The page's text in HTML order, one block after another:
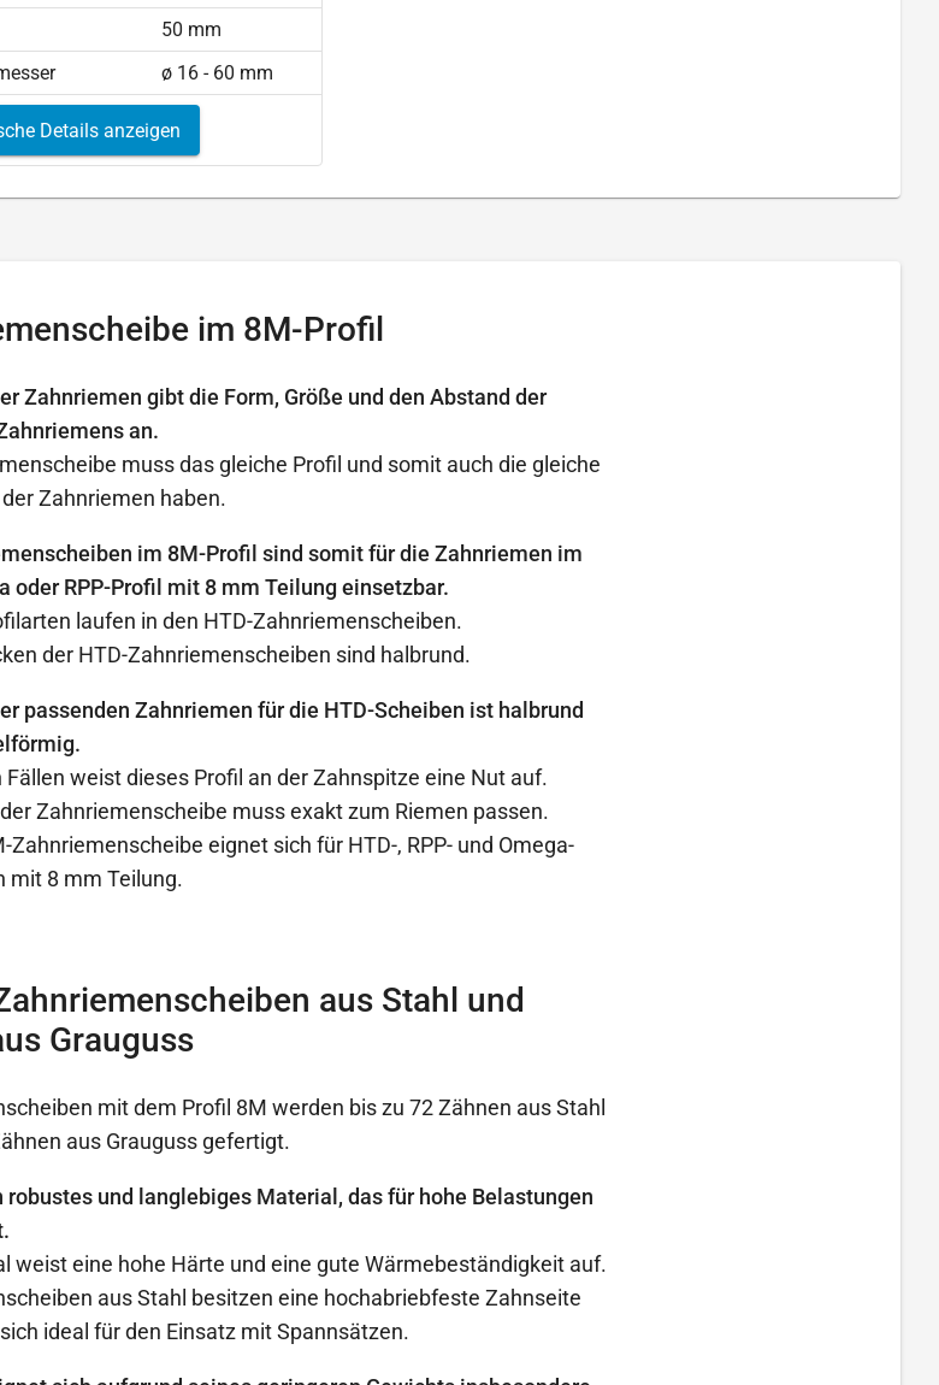
50 mm
ø 16 - 60 mm
Details anzeigen
im 8M-Profil
Zahnriemen gibt die Form, Größe und den Abstand der
an.
muss das gleiche Profil und somit auch die gleiche
Zahnriemen haben.
im 8M-Profil sind somit für die Zahnriemen im
oder RPP-Profil mit 8 mm Teilung einsetzbar.
laufen in den HTD-Zahnriemenscheiben.
der HTD-Zahnriemenscheiben sind halbrund.
passenden Zahnriemen für die HTD-Scheiben ist halbrund
Fällen weist dieses Profil an der Zahnspitze eine Nut auf.
Zahnriemenscheibe muss exakt zum Riemen passen.
Zahnriemenscheibe eignet sich für HTD-, RPP- und Omega-
mit 8 mm Teilung.
aus Stahl und
Grauguss
mit dem Profil 8M werden bis zu 72 Zähnen aus Stahl
aus Grauguss gefertigt.
robustes und langlebiges Material, das für hohe Belastungen
weist eine hohe Härte und eine gute Wärmebeständigkeit auf.
aus Stahl besitzen eine hochabriebfeste Zahnseite
ideal für den Einsatz mit Spannsätzen.